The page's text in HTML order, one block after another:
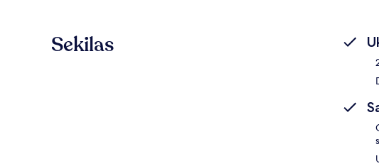
Sekilas